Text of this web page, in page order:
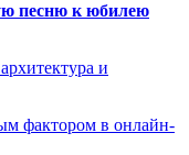
песню к юбилею
и
фактором в онлайн-